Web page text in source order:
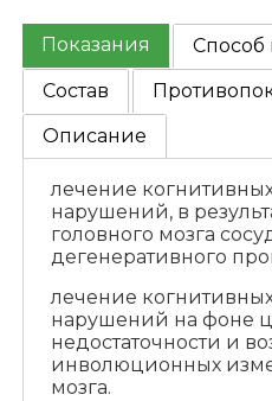
Показания
Состав
Описание
лечение
нарушений, в
головного мозга
дегенеративного
лечение
нарушений на фоне
недостаточности и
инволюционных
мозга.